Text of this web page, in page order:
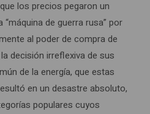
los precios pegaron un
de guerra rusa” por
al poder de compra de
decisión irreflexiva de sus
de la energía, que estas
en un desastre absoluto,
populares cuyos